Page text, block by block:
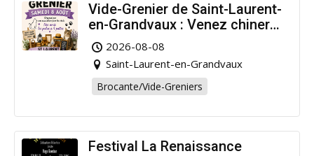
Vide-Grenier de Saint-Laurent-
en-Grandvaux : Venez chiner
pour la bonne cause !
2026-08-08
Saint-Laurent-en-Grandvaux
Brocante/Vide-Greniers
Festival La Renaissance